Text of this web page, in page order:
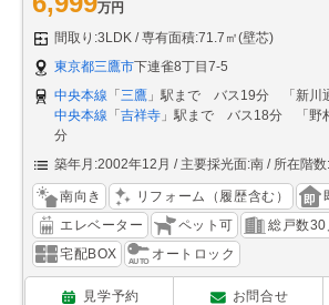
万円
間取り:3LDK
専有面積:71.7㎡(壁芯)
東京都三鷹市下連雀8丁目7-5
中央本線 「三鷹 」駅まで バス19分 「新川
中央本線 「吉祥寺 」駅まで バス18分 「野
分
築年月:2002年12月
主要採光面:南 所在階
南向き リフォーム（履歴含む）
エレベーター
ペット可
総戸数30
宅配BOX
オートロック
見学予約 お問合せ